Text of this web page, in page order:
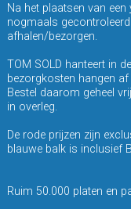
Na het plaatsen van een
nogmaals
afhalen/bezorgen.
TOM SOLD hanteert in
bezorgkosten hangen
Bestel daarom geheel
in overleg.
De rode prijzen zijn
blauwe balk is inclusief
Ruim 50.000 platen en